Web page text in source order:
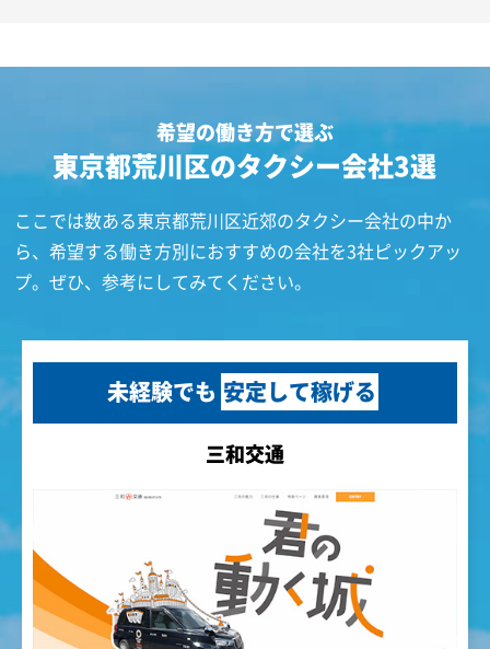
希望の働き方で選ぶ
東京都荒川区のタクシー会社3選
ここでは数ある東京都荒川区近郊のタクシー会社の中か
ら、希望する働き方別におすすめの会社を3社ピックアッ
プ。ぜひ、参考にしてみてください。
未経験でも 安定して稼げる
三和交通